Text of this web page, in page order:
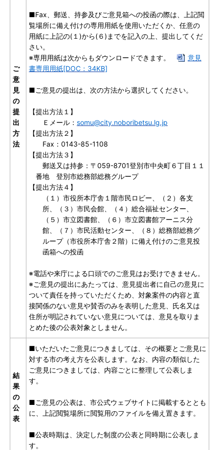
ご
意
見
の
提
出
方
法
■Fax、郵送、持参及びご意見箱への投函の際は、上記閲
覧場所に備え付けの専用用紙を使用いただくか、任意の
用紙に上記の(１)から(６)までを記入の上、提出してくだ
さい。
※専用用紙は次からもダウンロードできます。
意見
書専用用紙[DOC：34KB]
■ご意見の提出は、次の方法から選択してください。
【提出方法１】
Ｅメール： somu@city.noboribetsu.lg.jp
【提出方法２】
Fax：0143-85-1108
【提出方法３】
郵送又は持参：〒059-8701登別市中央町６丁目１１
番地 登別市総務部総務グループ
【提出方法４】
（１） 市役所本庁舎１階市民ロビー、（２）各支
所、（３）市民会館、（４）総合福祉センター、
（５）市立図書館、（６）市立図書館アーニス分
館、（７）市民活動センター、（８）総務部総務グ
ループ（市役所本庁舎２階）に備え付けのご意見投
函箱への投函
※電話や来庁による口頭でのご意見はお受けできません。
※ご意見の提出にあたっては、意見提出者に自己の意見に
ついて責任を持っていただくため、対象案件の内容と直
接関係のない意見や賛否のみを表明した意見、氏名又は
住所が明記されていない意見については、意見を取りま
とめた後の公表対象としません。
結
果
の
公
表
■いただいたご意見につきましては、その概要とご意見に
対する市の考え方を公表します。なお、内容の類似した
ご意見につきましては、内容ごとに整理して公表しま
す。
■ご意見の公表は、市公式ウェブサイトに掲載するととも
に、上記閲覧場所に閲覧用のファイルを備え置きます。
■公表時期は、決定した制度の公表と同時期に公表しま
す。